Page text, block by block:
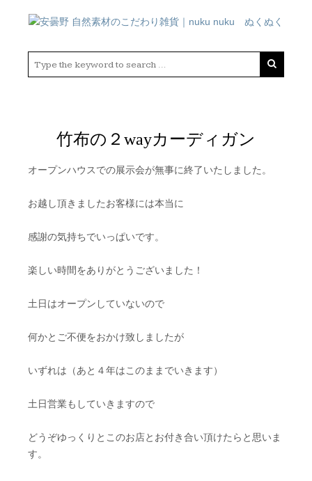
竹布の２wayカーディガン
オープンハウスでの展示会が無事に終了いたしました。
お越し頂きましたお客様には本当に
感謝の気持ちでいっぱいです。
楽しい時間をありがとうございました！
土日はオープンしていないので
何かとご不便をおかけ致しましたが
いずれは（あと４年はこのままでいきます）
土日営業もしていきますので
どうぞゆっくりとこのお店とお付き合い頂けたらと思いま
す。